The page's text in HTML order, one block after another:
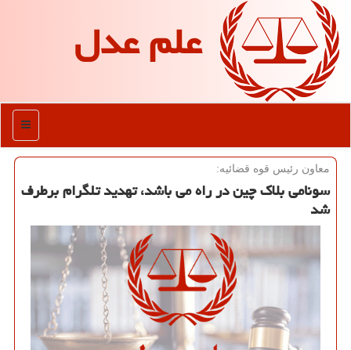
علم عدل
منو
معاون رئیس قوه قضائیه:
سونامی بلاك چین در راه می باشد، تهدید تلگرام برطرف
شد